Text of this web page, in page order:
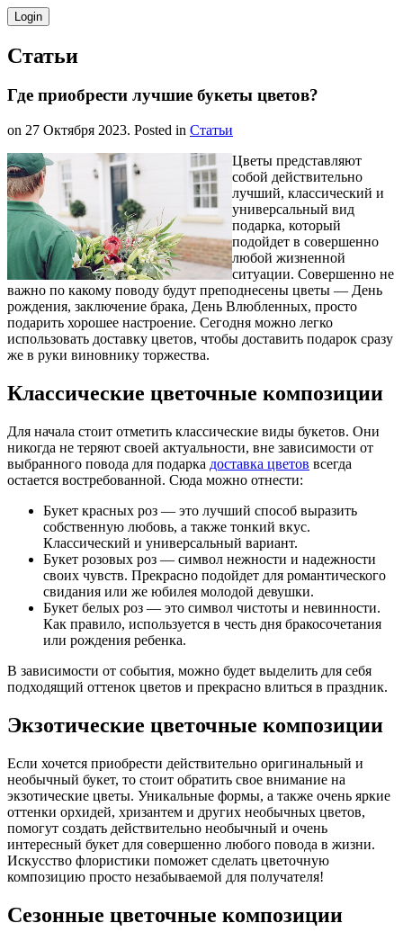
Статьи
Где приобрести лучшие букеты цветов?
on 27 Октября 2023. Posted in Статьи
Цветы представляют
собой действительно
лучший, классический и
универсальный вид
подарка, который
подойдет в совершенно
любой жизненной
ситуации. Совершенно не
важно по какому поводу будут преподнесены цветы — День
рождения, заключение брака, День Влюбленных, просто
подарить хорошее настроение. Сегодня можно легко
использовать доставку цветов, чтобы доставить подарок сразу
же в руки виновнику торжества.
Классические цветочные композиции
Для начала стоит отметить классические виды букетов. Они
никогда не теряют своей актуальности, вне зависимости от
выбранного повода для подарка доставка цветов всегда
остается востребованной. Сюда можно отнести:
Букет красных роз — это лучший способ выразить
собственную любовь, а также тонкий вкус.
Классический и универсальный вариант.
Букет розовых роз — символ нежности и надежности
своих чувств. Прекрасно подойдет для романтического
свидания или же юбилея молодой девушки.
Букет белых роз — это символ чистоты и невинности.
Как правило, используется в честь дня бракосочетания
или рождения ребенка.
В зависимости от события, можно будет выделить для себя
подходящий оттенок цветов и прекрасно влиться в праздник.
Экзотические цветочные композиции
Если хочется приобрести действительно оригинальный и
необычный букет, то стоит обратить свое внимание на
экзотические цветы. Уникальные формы, а также очень яркие
оттенки орхидей, хризантем и других необычных цветов,
помогут создать действительно необычный и очень
интересный букет для совершенно любого повода в жизни.
Искусство флористики поможет сделать цветочную
композицию просто незабываемой для получателя!
Сезонные цветочные композиции